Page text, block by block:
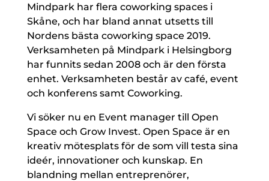
Mindpark har flera coworking spaces i
Skåne, och har bland annat utsetts till
Nordens bästa coworking space 2019.
Verksamheten på Mindpark i Helsingborg
har funnits sedan 2008 och är den första
enhet. Verksamheten består av café, event
och konferens samt Coworking.
Vi söker nu en Event manager till Open
Space och Grow Invest. Open Space är en
kreativ mötesplats för de som vill testa sina
ideér, innovationer och kunskap. En
blandning mellan entreprenörer,